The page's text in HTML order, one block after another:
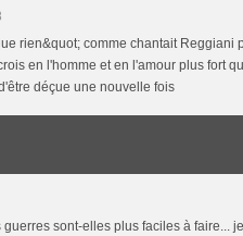
rien&quot; comme chantait Reggiani
en l'homme et en l'amour plus fort
déçue une nouvelle fois
sont-elles plus faciles à faire...